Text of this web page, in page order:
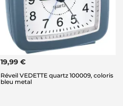
19,99 €
Réveil VEDETTE quartz 100009, coloris
bleu metal